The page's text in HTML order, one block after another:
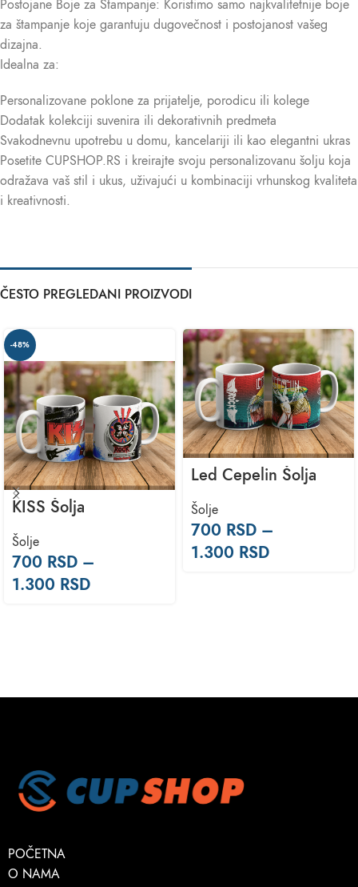
Postojane Boje za Štampanje: Koristimo samo najkvalitetnije boje
za štampanje koje garantuju dugovečnost i postojanost vašeg
dizajna.
Idealna za:
Personalizovane poklone za prijatelje, porodicu ili kolege
Dodatak kolekciji suvenira ili dekorativnih predmeta
Svakodnevnu upotrebu u domu, kancelariji ili kao elegantni ukras
Posetite CUPSHOP.RS i kreirajte svoju personalizovanu šolju koja
odražava vaš stil i ukus, uživajući u kombinaciji vrhunskog kvaliteta
i kreativnosti.
ČESTO PREGLEDANI PROIZVODI
-48%
KISS Šolja
Šolje
700 RSD –
1.300 RSD
Led Cepelin Šolja
Šolje
700 RSD –
1.300 RSD
POČETNA
O NAMA